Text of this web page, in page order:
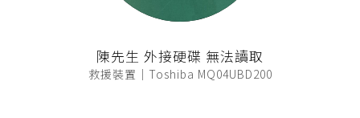
陳先生 外接硬碟 無法讀取
救援裝置｜Toshiba MQ04UBD200